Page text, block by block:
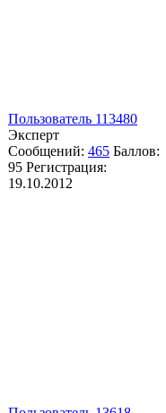
Пользователь 113480
Эксперт
Сообщений: 465 Баллов:
95 Регистрация:
19.10.2012